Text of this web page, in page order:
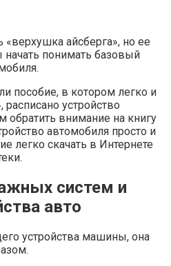
айсберга», но ее
начать понимать базовый
пособие, в котором легко и
расписано устройство
обратить внимание на книгу
автомобиля просто и
легко скачать в Интернете
систем и
авто
устройства машины, она